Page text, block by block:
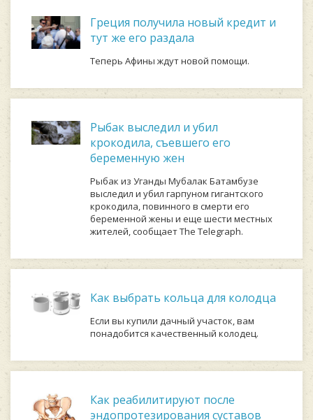
Греция получила новый кредит и
тут же его раздала
Теперь Афины ждут новой помощи.
Рыбак выследил и убил
крокодила, съевшего его
беременную жен
Рыбак из Уганды Мубалак Батамбузе
выследил и убил гарпуном гигантского
крокодила, повинного в смерти его
беременной жены и еще шести местных
жителей, сообщает The Telegraph.
Как выбрать кольца для колодца
Если вы купили дачный участок, вам
понадобится качественный колодец.
Как реабилитируют после
эндопротезирования суставов